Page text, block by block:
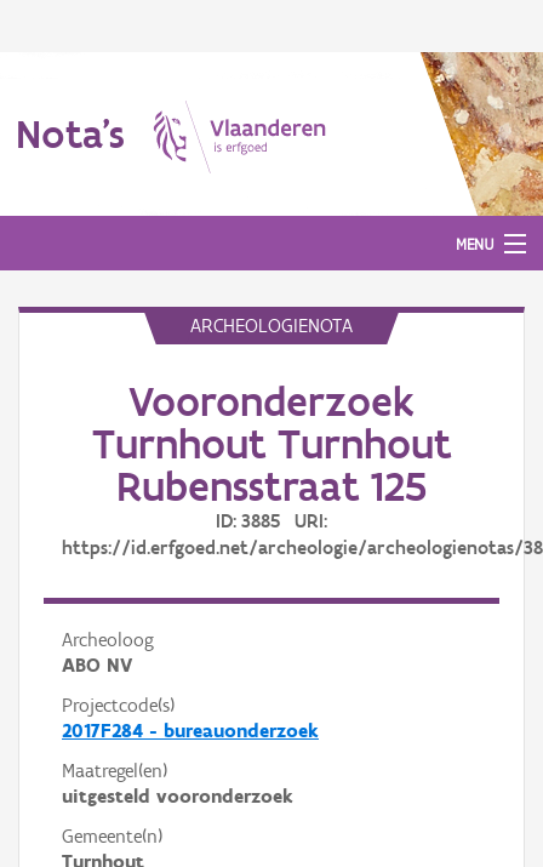
Nota's
MENU
ARCHEOLOGIENOTA
Vooronderzoek
Turnhout Turnhout
Rubensstraat 125
ID: 3885 URI:
https://id.erfgoed.net/archeologie/archeologienotas/
Archeoloog
ABO NV
Projectcode(s)
2017F284 - bureauonderzoek
Maatregel(en)
uitgesteld vooronderzoek
Gemeente(n)
Turnhout